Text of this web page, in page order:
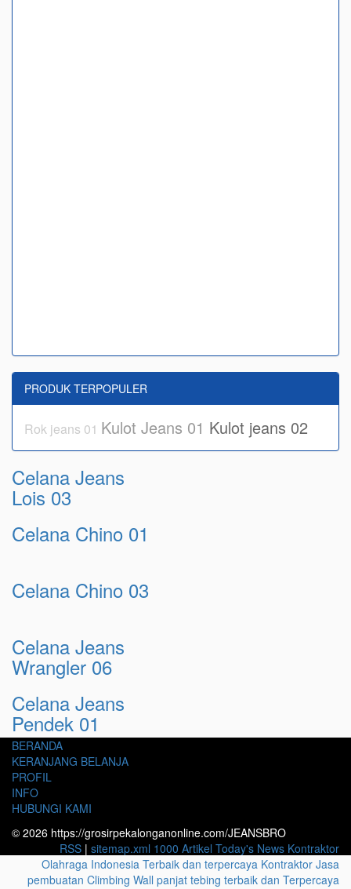
PRODUK TERPOPULER
Rok jeans 01 Kulot Jeans 01 Kulot jeans 02
Celana Jeans
Lois 03
Celana Chino 01
Celana Chino 03
Celana Jeans
Wrangler 06
Celana Jeans
Pendek 01
BERANDA
KERANJANG BELANJA
PROFIL
INFO
HUBUNGI KAMI
© 2026 https://grosirpekalonganonline.com/JEANSBRO
RSS | sitemap.xml 1000 Artikel Today's News Kontraktor
Olahraga Indonesia Terbaik dan terpercaya Kontraktor Jasa
pembuatan Climbing Wall panjat tebing terbaik dan Terpercaya